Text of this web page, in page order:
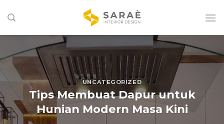
to
UNCATEGORIZED
Tips Membuat Dapur untuk
Hunian Modern Masa Kini